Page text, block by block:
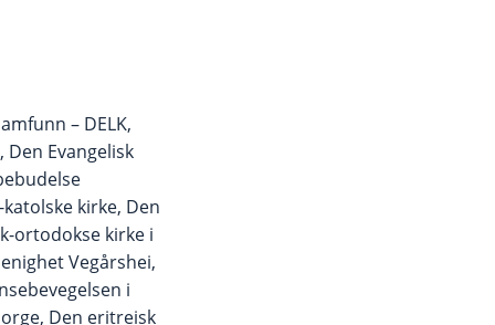
– DELK,
Evangelisk
kirke, Den
ortodokse kirke i
Vegårshei,
i
Den eritreisk